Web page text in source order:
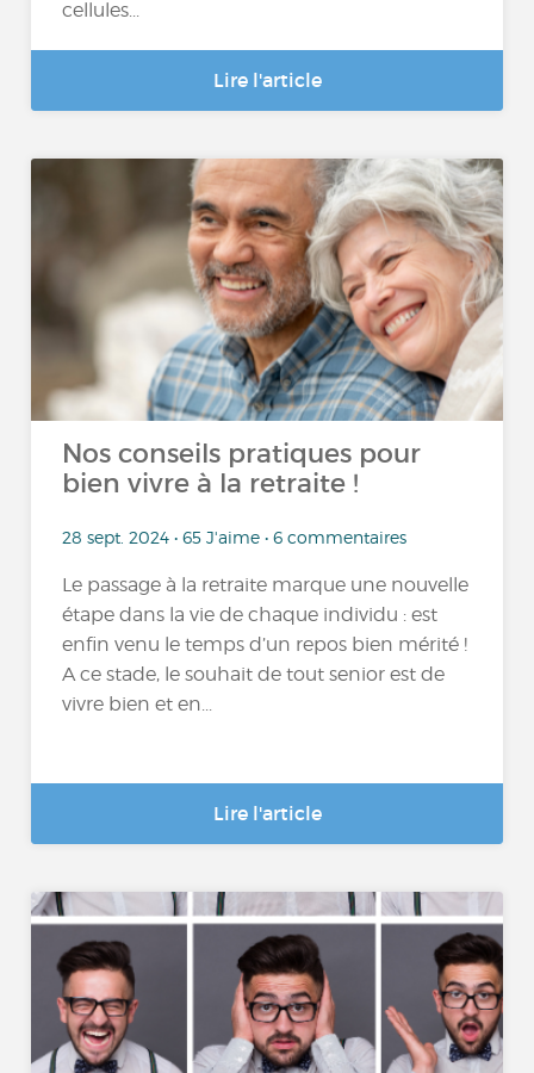
cellules...
Lire l'article
Nos conseils pratiques pour
bien vivre à la retraite !
28 sept. 2024 • 65 J'aime • 6 commentaires
Le passage à la retraite marque une nouvelle
étape dans la vie de chaque individu : est
enfin venu le temps d’un repos bien mérité !
A ce stade, le souhait de tout senior est de
vivre bien et en...
Lire l'article